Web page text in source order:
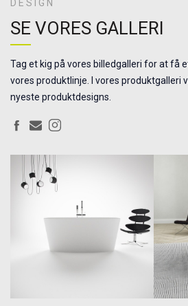
DESIGN
SE VORES GALLERI
Tag et kig på vores billedgalleri for at få
vores produktlinje. I vores produktgalleri
nyeste produktdesigns.